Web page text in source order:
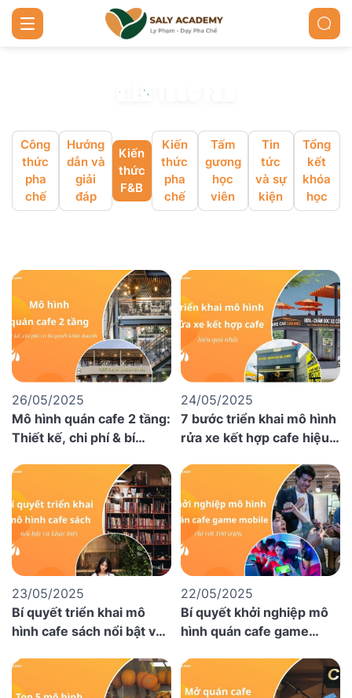
K N
Công
thức
pha
chế
Hướng
dẫn và
giải
đáp
Kiến
thức
F&B
Kiến
thức
pha
chế
Tấm
gương
học
viên
Tin
tức
và sự
kiện
Tổng
kết
khóa
học
26/05/2025
Mô hình quán cafe 2 tầng:
Thiết kế, chi phí & bí
24/05/2025
7 bước triển khai mô hình
rửa xe kết hợp cafe hiệu
23/05/2025
Bí quyết triển khai mô
hình cafe sách nổi bật và
22/05/2025
Bí quyết khởi nghiệp mô
hình quán cafe game